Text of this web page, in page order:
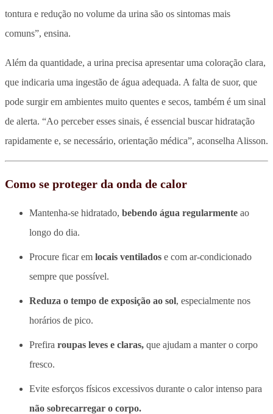
tontura e redução no volume da urina são os sintomas mais
comuns”, ensina.
Além da quantidade, a urina precisa apresentar uma coloração clara,
que indicaria uma ingestão de água adequada. A falta de suor, que
pode surgir em ambientes muito quentes e secos, também é um sinal
de alerta. “Ao perceber esses sinais, é essencial buscar hidratação
rapidamente e, se necessário, orientação médica”, aconselha Alisson.
Como se proteger da onda de calor
Mantenha-se hidratado, bebendo água regularmente ao
longo do dia.
Procure ficar em locais ventilados e com ar-condicionado
sempre que possível.
Reduza o tempo de exposição ao sol, especialmente nos
horários de pico.
Prefira roupas leves e claras, que ajudam a manter o corpo
fresco.
Evite esforços físicos excessivos durante o calor intenso para
não sobrecarregar o corpo.